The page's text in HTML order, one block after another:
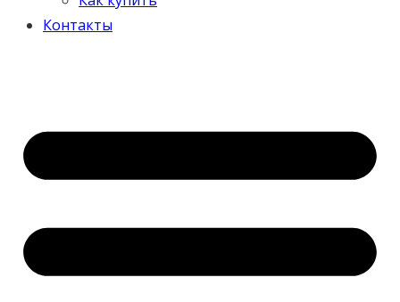
Контакты